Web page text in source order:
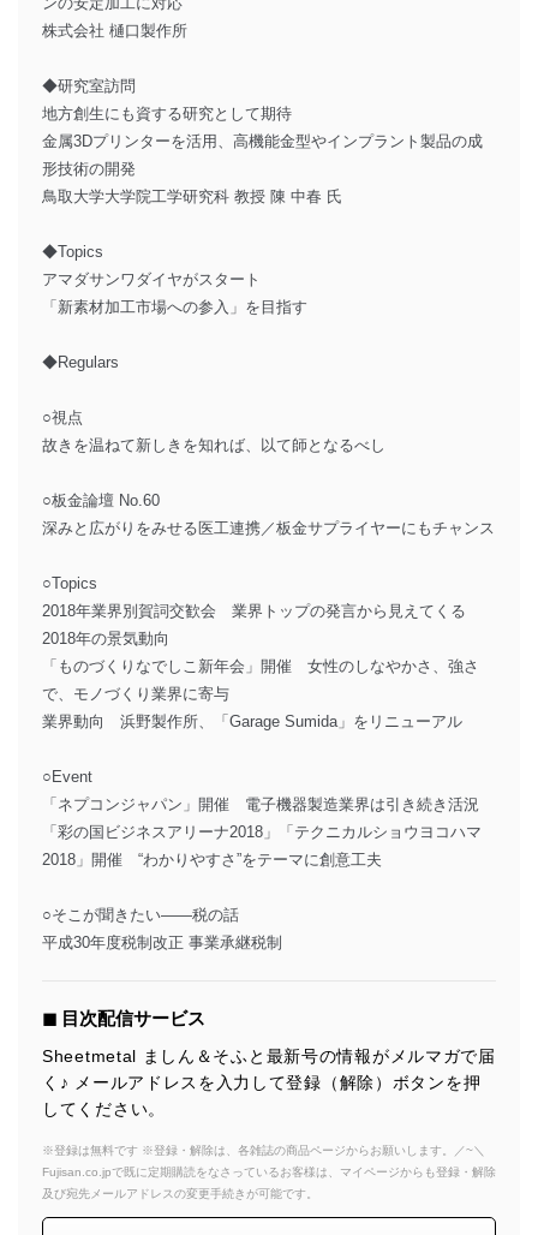
株式会社 樋口製作所
◆研究室訪問
地方創生にも資する研究として期待
金属3Dプリンターを活用、高機能金型やインプラント製品の成
形技術の開発
鳥取大学大学院工学研究科 教授 陳 中春 氏
◆Topics
アマダサンワダイヤがスタート
「新素材加工市場への参入」を目指す
◆Regulars
○視点
故きを温ねて新しきを知れば、以て師となるべし
○板金論壇 No.60
深みと広がりをみせる医工連携／板金サプライヤーにもチャンス
○Topics
2018年業界別賀詞交歓会 業界トップの発言から見えてくる
2018年の景気動向
「ものづくりなでしこ新年会」開催 女性のしなやかさ、強さ
で、モノづくり業界に寄与
業界動向 浜野製作所、「Garage Sumida」をリニューアル
○Event
「ネプコンジャパン」開催 電子機器製造業界は引き続き活況
「彩の国ビジネスアリーナ2018」「テクニカルショウヨコハマ
2018」開催 “わかりやすさ”をテーマに創意工夫
○そこが聞きたい――税の話
平成30年度税制改正 事業承継税制
◼︎ 目次配信サービス
Sheetmetal ましん＆そふと最新号の情報がメルマガで届
く♪ メールアドレスを入力して登録（解除）ボタンを押
してください。
※登録は無料です ※登録・解除は、各雑誌の商品ページからお願いします。／~＼
Fujisan.co.jpで既に定期購読をなさっているお客様は、マイページからも登録・解除
及び宛先メールアドレスの変更手続きが可能です。